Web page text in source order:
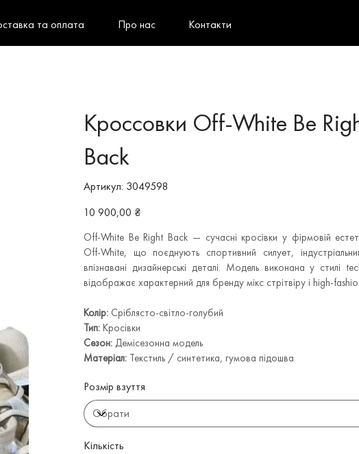
та оплата Про нас Контакти
Кроссовки Off-White Be
Back
Артикул:
Артикул
3049598
3049598
Ціна
10 900,00 ₴
Off-White Be Right Back — сучасні кросівки у фірмовій
Off-White, що поєднують спортивний силует,
впізнавані дизайнерські деталі. Модель виконана у стилі
відображає характерний для бренду мікс стрітвіру і high-
Колір: Сріблясто-світло-голубий
Тип: Кросівки
Сезон: Демісезонна модель
Матеріал: Текстиль / синтетика, гумова підошва
Розмір взуття
Кількість